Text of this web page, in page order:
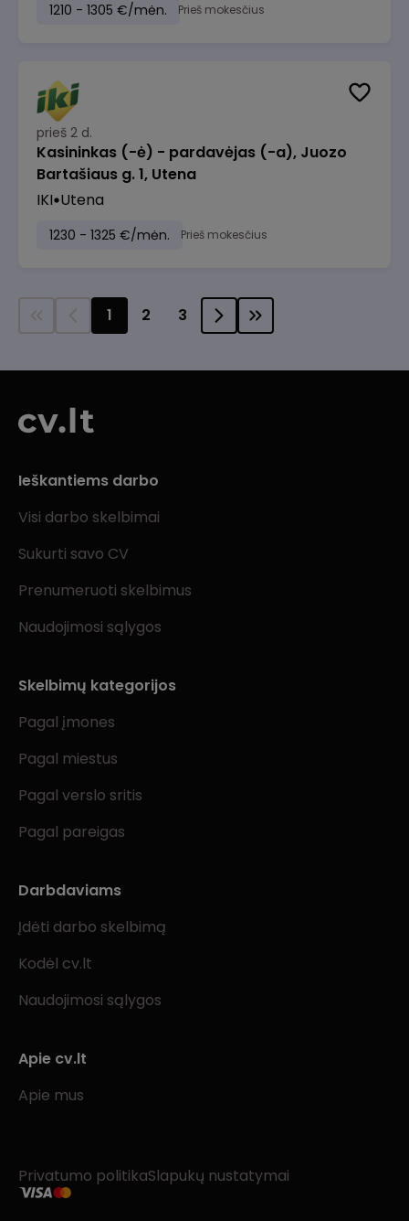
1210 - 1305 €/mėn. Prieš mokesčius
prieš 2 d.
Kasininkas (-ė) - pardavėjas (-a), Juozo
Bartašiaus g. 1, Utena
IKI Utena
1230 - 1325 €/mėn. Prieš mokesčius
1 2 3
Ieškantiems darbo
Visi darbo skelbimai
Sukurti savo CV
Prenumeruoti skelbimus
Naudojimosi sąlygos
Skelbimų kategorijos
Pagal įmones
Pagal miestus
Pagal verslo sritis
Pagal pareigas
Darbdaviams
Įdėti darbo skelbimą
Kodėl cv.lt
Naudojimosi sąlygos
Apie cv.lt
Apie mus
Privatumo politikaSlapukų nustatymai